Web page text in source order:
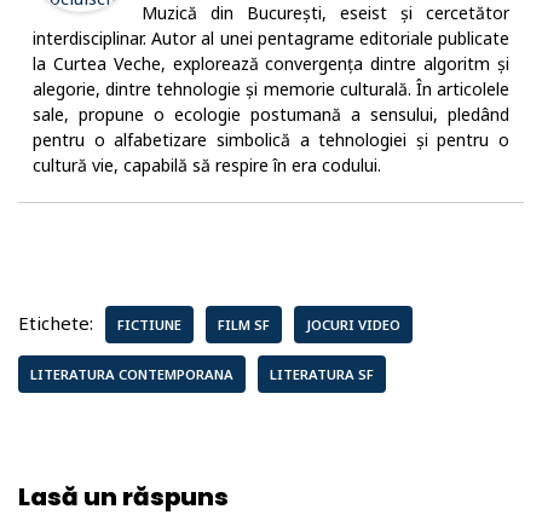
Muzică din București, eseist și cercetător
interdisciplinar. Autor al unei pentagrame editoriale publicate
la Curtea Veche, explorează convergența dintre algoritm și
alegorie, dintre tehnologie și memorie culturală. În articolele
sale, propune o ecologie postumană a sensului, pledând
pentru o alfabetizare simbolică a tehnologiei și pentru o
cultură vie, capabilă să respire în era codului.
Etichete: FICTIUNE FILM SF JOCURI VIDEO
LITERATURA CONTEMPORANA LITERATURA SF
Lasă un răspuns